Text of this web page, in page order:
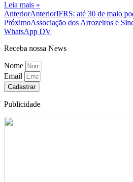
Leia mais »
AnteriorAnteriorIFRS: até 30 de maio
PróximoAssociação dos Arrozeiros e
WhatsApp DV
Receba nossa News
Nome
Email
Cadastrar
Publicidade